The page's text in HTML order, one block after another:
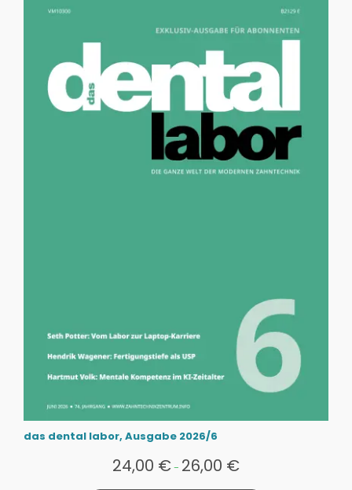
das dental labor, Ausgabe 2026/6
24,00 €- 26,00 €